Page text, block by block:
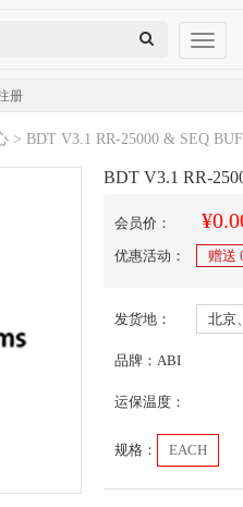
册
Toggle
> BDT V3.1 RR-25000 & SEQ
BDT V3.1 RR-
会员价：
优惠活动： 赠送
发货地： 北京
品牌：ABI
运保温度：
规格： EACH